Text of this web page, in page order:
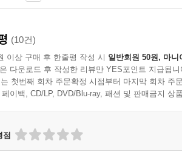
(10건)
이상 구매 후 한줄평 작성 시 일반회원 50원, 마니
다운로드 후 작성한 리뷰만 YES포인트 지급됩니
첫번째 회차 주문확정 시점부터 마지막 회차 주
이백, CD/LP, DVD/Blu-ray, 패션 및 판매금지 상
점